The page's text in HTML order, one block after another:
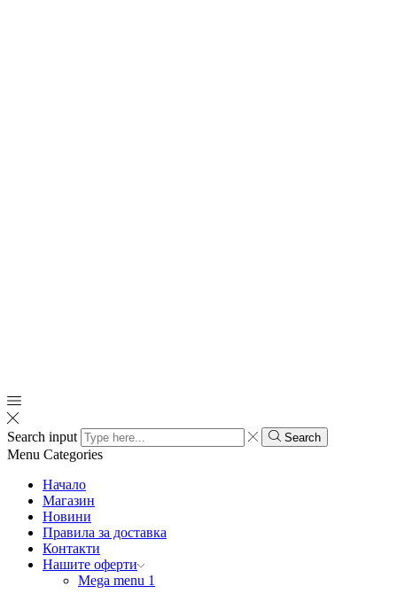
Search input Search
Menu Categories
Начало
Магазин
Новини
Правила за доставка
Контакти
Нашите оферти
Mega menu 1